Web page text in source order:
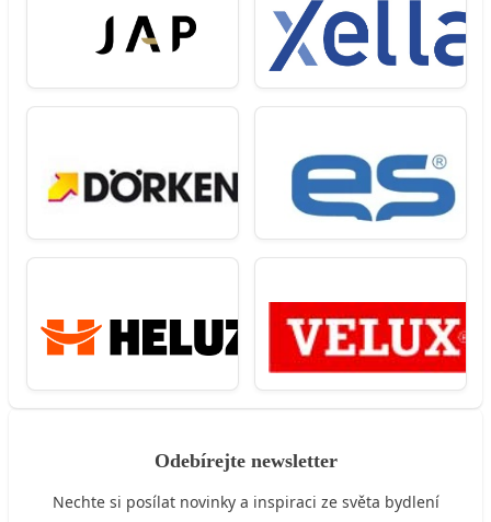
Odebírejte newsletter
Nechte si posílat novinky a inspiraci ze světa bydlení